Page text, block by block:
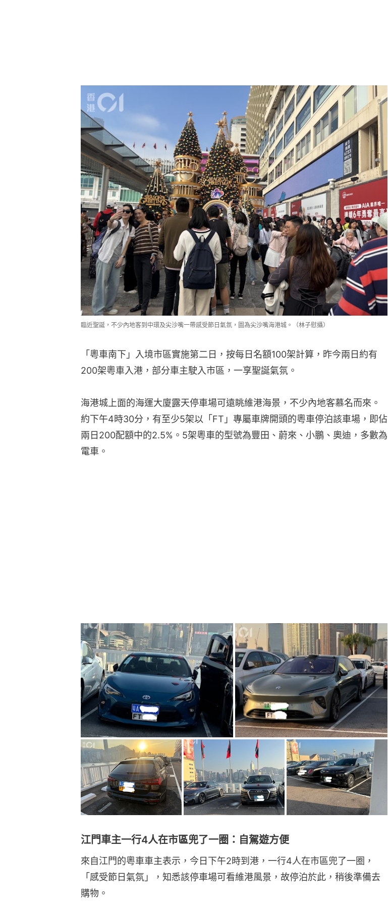
臨近聖誕，不少內地客到中環及尖沙嘴一帶感受節日氣氛，圖為尖沙嘴海港城。（林子慰攝）
「粵車南下」入境市區實施第二日，按每日名額100架計算，昨今兩日約有
200架粵車入港，部分車主駛入市區，一享聖誕氣氛。
海港城上面的海運大廈露天停車場可遠眺維港海景，不少內地客慕名而來。
約下午4時30分，有至少5架以「FT」專屬車牌開頭的粵車停泊該車場，即佔
兩日200配額中的2.5%。5架粵車的型號為豐田、蔚來、小鵬、奧迪，多數為
電車。
江門車主一行4人在市區兜了一圈：自駕遊方便
來自江門的粵車車主表示，今日下午2時到港，一行4人在市區兜了一圈，
「感受節日氣氛」，知悉該停車場可看維港風景，故停泊於此，稍後準備去
購物。